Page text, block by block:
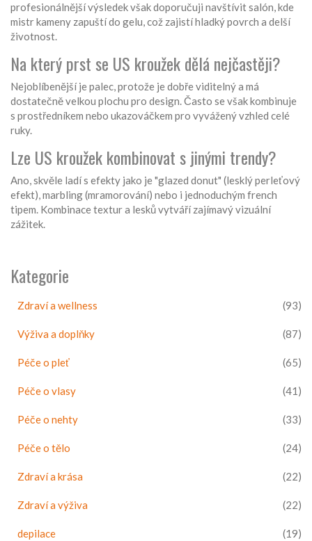
profesionálnější výsledek však doporučuji navštívit salón, kde
mistr kameny zapuští do gelu, což zajistí hladký povrch a delší
životnost.
Na který prst se US kroužek dělá nejčastěji?
Nejoblíbenější je palec, protože je dobře viditelný a má
dostatečně velkou plochu pro design. Často se však kombinuje
s prostředníkem nebo ukazováčkem pro vyvážený vzhled celé
ruky.
Lze US kroužek kombinovat s jinými trendy?
Ano, skvěle ladí s efekty jako je "glazed donut" (lesklý perleťový
efekt), marbling (mramorování) nebo i jednoduchým french
tipem. Kombinace textur a lesků vytváří zajímavý vizuální
zážitek.
Kategorie
Zdraví a wellness (93)
Výživa a doplňky (87)
Péče o pleť (65)
Péče o vlasy (41)
Péče o nehty (33)
Péče o tělo (24)
Zdraví a krása (22)
Zdraví a výživa (22)
depilace (19)